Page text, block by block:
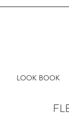
LOOK BOOK